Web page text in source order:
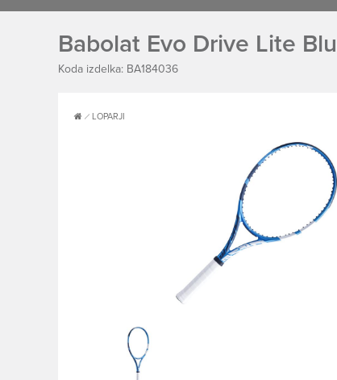
Babolat Evo Drive Lite
Koda izdelka: BA184036
LOPARJI